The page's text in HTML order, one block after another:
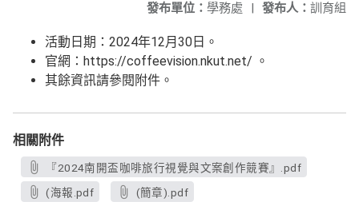
發布人： 訓育組
發布單位： 學務處 |
活動日期：2024年12月30日。
官網：https://coffeevision.nkut.net/ 。
其餘資訊請參閱附件。
相關附件
『2024南開盃咖啡旅行視覺與文案創作競賽』.pdf
(海報.pdf
(簡章).pdf